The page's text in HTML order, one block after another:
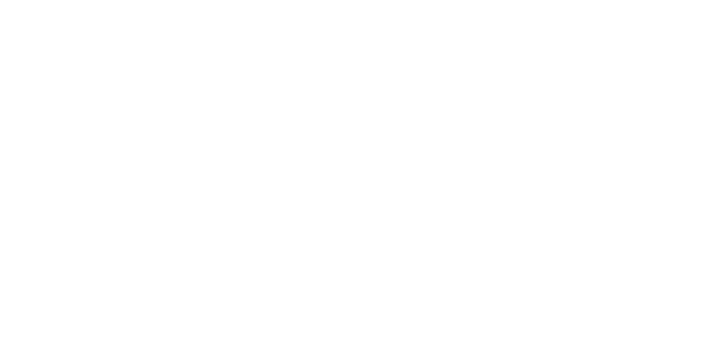
inovator de patru materiale diferite care îmbunătățește flexul natural al oricărei plăci de snowboard. Secțiunea
straturile inferioare plușate adaugă amortizare și îmbunătățesc senzația conexiunii cu placa.
aripa superioară extinsă pentru o inițiere îmbunătățită a virajelor. Partea internă mai moale permite reglaje ușoare, iar
dinamice și precise.